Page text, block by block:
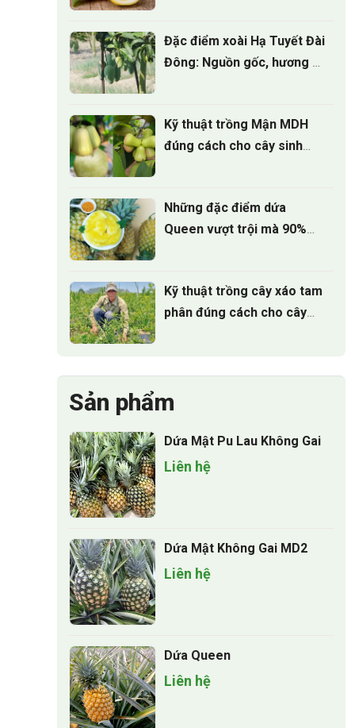
Đặc điểm xoài Hạ Tuyết Đài
Đông: Nguồn gốc, hương vị
Kỹ thuật trồng Mận MDH
đúng cách cho cây sinh
Những đặc điểm dứa
Queen vượt trội mà 90%
Kỹ thuật trồng cây xáo tam
phân đúng cách cho cây
Sản phẩm
Dứa Mật Pu Lau Không Gai
Liên hệ
Dứa Mật Không Gai MD2
Liên hệ
Dứa Queen
Liên hệ